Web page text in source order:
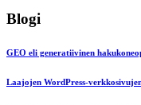
Blogi
GEO eli generatiivinen
Laajojen WordPress-